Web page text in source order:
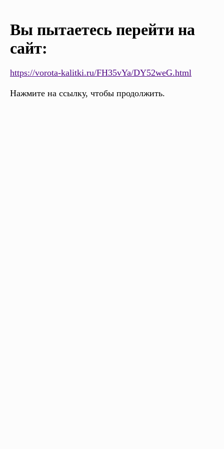
Вы пытаетесь перейти на
сайт:
https://vorota-kalitki.ru/FH35vYa/DY52weG.html
Нажмите на ссылку, чтобы продолжить.